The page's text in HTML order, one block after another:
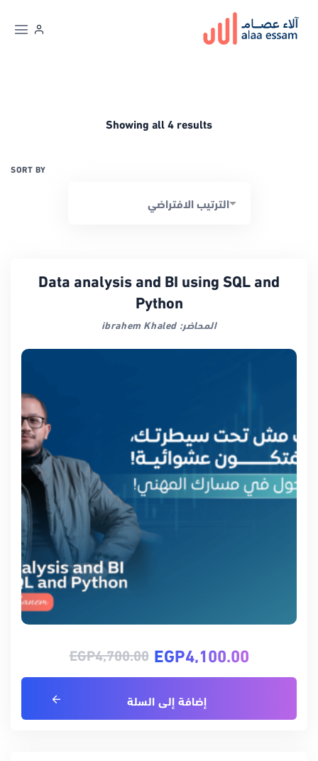
Showing all 4 results
SORT BY
Data analysis and BI using SQL and
Python
المحاضر: ibrahem Khaled
EGP4,100.00
EGP4,700.00
إضافة إلى السلة